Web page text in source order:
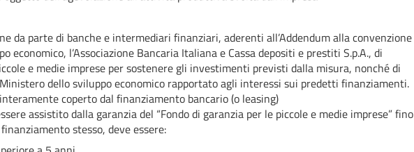
da parte di banche e intermediari finanziari, aderenti all’Addendum alla convenzione
economico, l’Associazione Bancaria Italiana e Cassa depositi e prestiti S.p.A., di
e medie imprese per sostenere gli investimenti previsti dalla misura, nonché di
dello sviluppo economico rapportato agli interessi sui predetti finanziamenti.
coperto dal finanziamento bancario (o leasing)
assistito dalla garanzia del “Fondo di garanzia per le piccole e medie imprese” fino
stesso, deve essere: